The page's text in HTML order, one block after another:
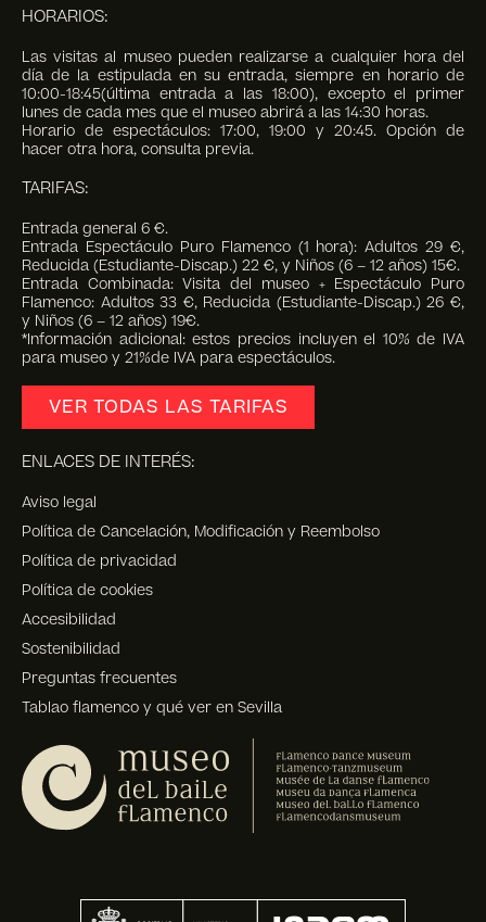
HORARIOS:
Las visitas al museo pueden realizarse a cualquier hora del
día de la estipulada en su entrada, siempre en horario de
10:00-18:45(última entrada a las 18:00), excepto el primer
lunes de cada mes que el museo abrirá a las 14:30 horas.
Horario de espectáculos: 17:00, 19:00 y 20:45. Opción de
hacer otra hora, consulta previa.
TARIFAS:
Entrada general 6 €.
Entrada Espectáculo Puro Flamenco (1 hora): Adultos 29 €,
Reducida (Estudiante-Discap.) 22 €, y Niños (6 – 12 años) 15€.
Entrada Combinada: Visita del museo + Espectáculo Puro
Flamenco: Adultos 33 €, Reducida (Estudiante-Discap.) 26 €,
y Niños (6 – 12 años) 19€.
*Información adicional: estos precios incluyen el 10% de IVA
para museo y 21%de IVA para espectáculos.
VER TODAS LAS TARIFAS
ENLACES DE INTERÉS:
Aviso legal
Política de Cancelación, Modificación y Reembolso
Política de privacidad
Política de cookies
Accesibilidad
Sostenibilidad
Preguntas frecuentes
Tablao flamenco y qué ver en Sevilla